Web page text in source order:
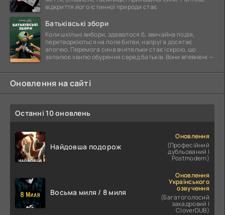
відкриття його істинної природи стає
Батьківські збори
Коли шкільні вибори, здавалося б, звичайна подія,
перетворюються на поле битви, напруга досягає
апогею. Перемога сина вчительки стає іскрою, що
запалює хвилю обурення серед батьків. Вони впевнені —
Оновлення на сайті
Останні 10 оновлень
Найдовша подорож
Оновлення
(Професійний
дубльований |
Postmodern)
Восьма миля / 8 миля
Оновлення
Українського
озвучення
(Багатоголосий
закадровий |
CloverDUB)